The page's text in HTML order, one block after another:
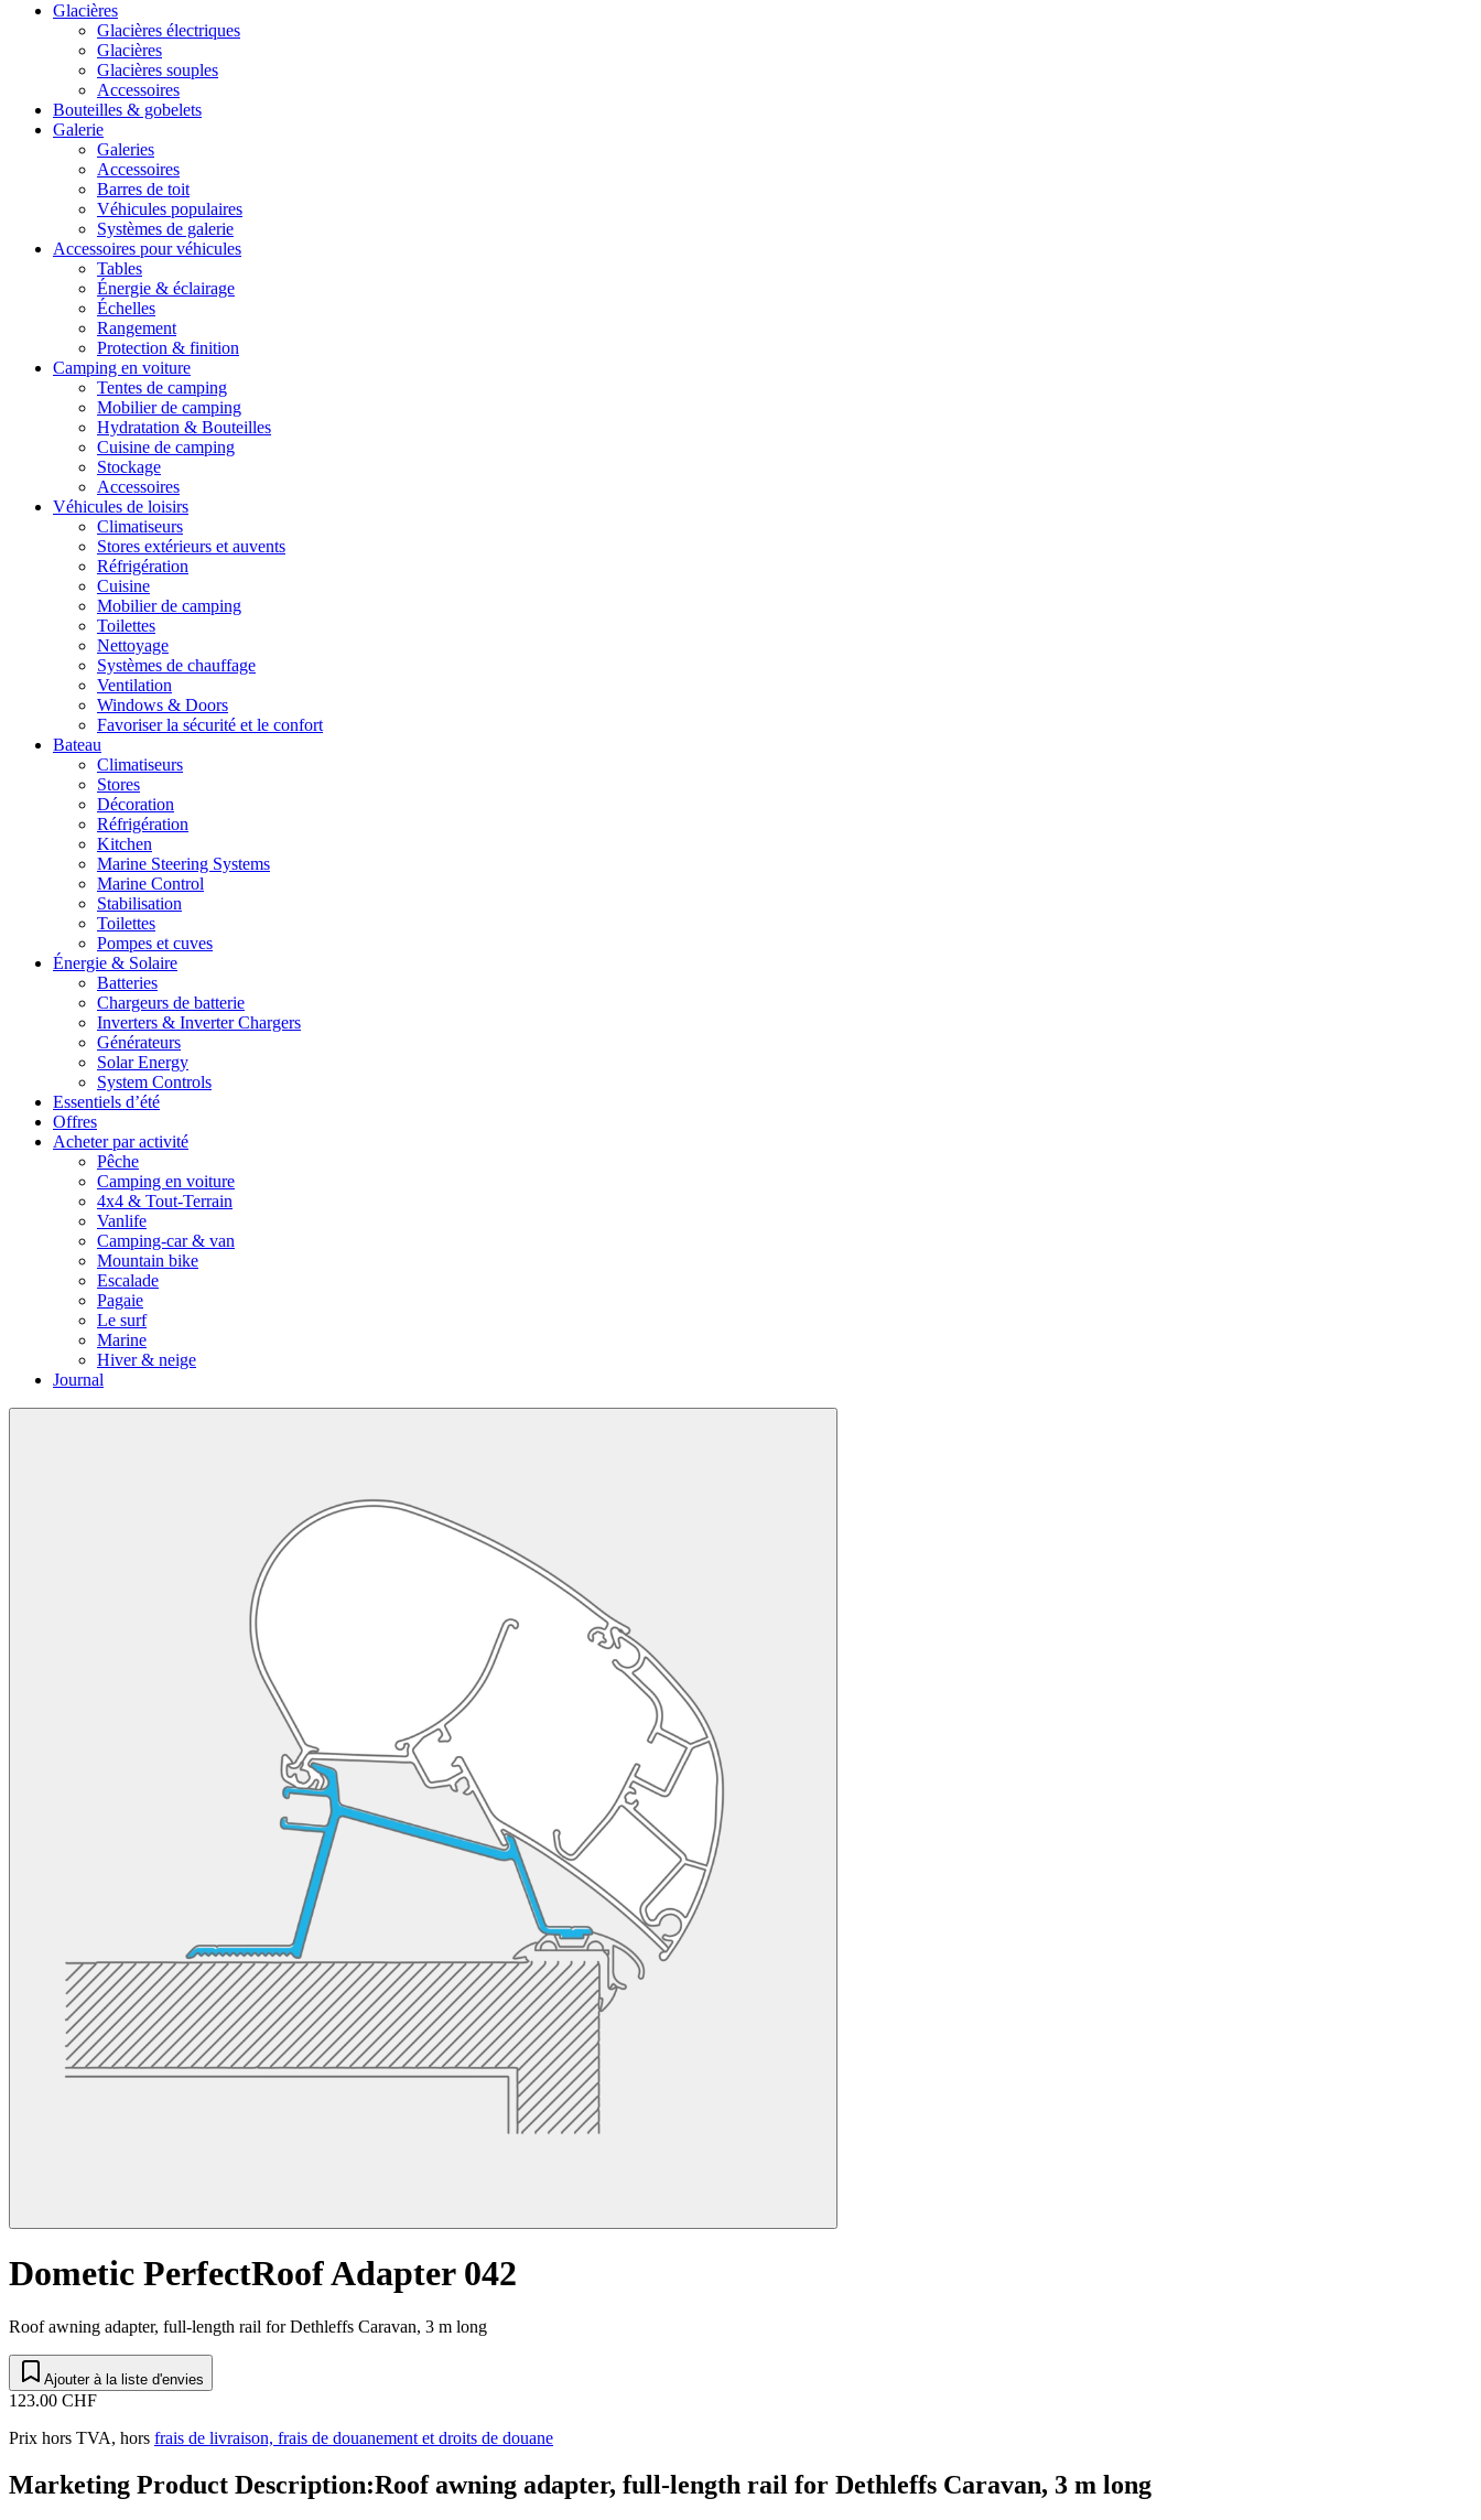
Glacières
Glacières électriques
Glacières
Glacières souples
Accessoires
Bouteilles & gobelets
Galerie
Galeries
Accessoires
Barres de toit
Véhicules populaires
Systèmes de galerie
Accessoires pour véhicules
Tables
Énergie & éclairage
Échelles
Rangement
Protection & finition
Camping en voiture
Tentes de camping
Mobilier de camping
Hydratation & Bouteilles
Cuisine de camping
Stockage
Accessoires
Véhicules de loisirs
Climatiseurs
Stores extérieurs et auvents
Réfrigération
Cuisine
Mobilier de camping
Toilettes
Nettoyage
Systèmes de chauffage
Ventilation
Windows & Doors
Favoriser la sécurité et le confort
Bateau
Climatiseurs
Stores
Décoration
Réfrigération
Kitchen
Marine Steering Systems
Marine Control
Stabilisation
Toilettes
Pompes et cuves
Énergie & Solaire
Batteries
Chargeurs de batterie
Inverters & Inverter Chargers
Générateurs
Solar Energy
System Controls
Essentiels d’été
Offres
Acheter par activité
Pêche
Camping en voiture
4x4 & Tout-Terrain
Vanlife
Camping-car & van
Mountain bike
Escalade
Pagaie
Le surf
Marine
Hiver & neige
Journal
Dometic PerfectRoof Adapter 042
Roof awning adapter, full-length rail for Dethleffs Caravan, 3 m long
Ajouter à la liste d'envies
123.00 CHF
Prix hors TVA, hors frais de livraison, frais de douanement et droits de douane
Marketing Product Description:Roof awning adapter, full-length rail for Dethleffs Caravan, 3 m long